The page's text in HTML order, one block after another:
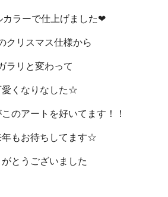
カラーで仕上げました❤
クリスマス仕様から
ラリと変わって
愛くなりなした☆
のアートを好いてます！！
年もお待ちしてます☆
がとうございました